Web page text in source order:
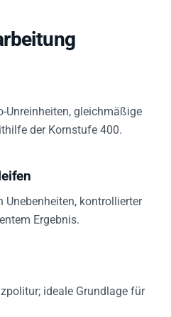
Unreinheiten, gleichmäßige
der Kornstufe 400.
kontrollierter
Ergebnis.
ideale Grundlage für